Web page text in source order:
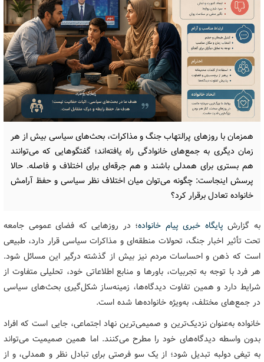
همزمان با روزهای پرالتهاب جنگ و مذاکرات، بحث‌های سیاسی بیش از هر
زمان دیگری به جمع‌های خانوادگی راه یافته‌اند؛ گفتگوهایی که می‌توانند
هم بستری برای همدلی باشند و هم جرقه‌ای برای اختلاف و فاصله. حالا
پرسش اینجاست: چگونه می‌توان میان اختلاف نظر سیاسی و حفظ آرامش
خانواده تعادل برقرار کرد؟
به گزارش پایگاه خبری پیام خانواده؛ در روزهایی که فضای عمومی جامعه
تحت تأثیر اخبار جنگ، تحولات منطقه‌ای و مذاکرات سیاسی قرار دارد، طبیعی
است که ذهن و احساسات مردم نیز بیش از گذشته درگیر این مسائل شود.
هر فرد با توجه به تجربیات، باورها و منابع اطلاعاتی خود، تحلیلی متفاوت از
شرایط دارد و همین تفاوت دیدگاه‌ها، زمینه‌ساز شکل‌گیری بحث‌های سیاسی
در جمع‌های مختلف، به‌ویژه خانواده‌ها شده است.
خانواده به‌عنوان نزدیک‌ترین و صمیمی‌ترین نهاد اجتماعی، جایی است که افراد
بدون واسطه دیدگاه‌های خود را مطرح می‌کنند. اما همین صمیمیت می‌تواند
به تیغی دولبه تبدیل شود؛ از یک سو فرصتی برای تبادل نظر و همدلی، و از